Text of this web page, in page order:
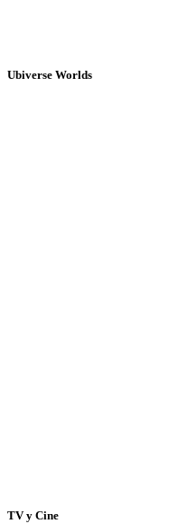
Ubiverse Worlds
TV y Cine